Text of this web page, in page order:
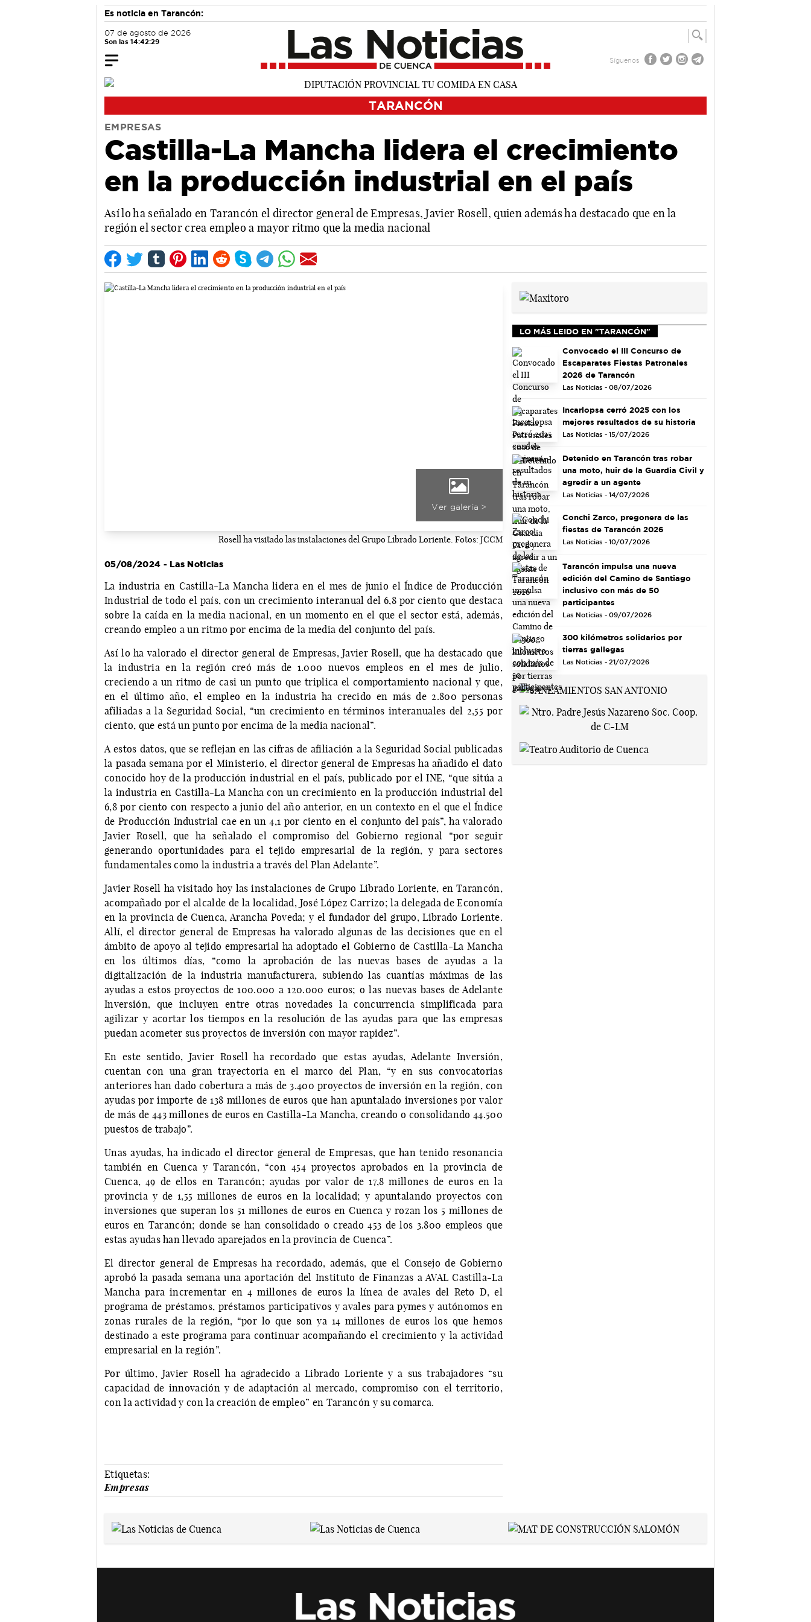
Es noticia en Tarancón:
07 de agosto de 2026
Son las 14:42:29
Síguenos
TARANCÓN
EMPRESAS
Castilla-La Mancha lidera el crecimiento
en la producción industrial en el país
Así lo ha señalado en Tarancón el director general de Empresas, Javier Rosell, quien además ha destacado que en la
región el sector crea empleo a mayor ritmo que la media nacional
Ver galería >
Rosell ha visitado las instalaciones del Grupo Librado Loriente. Fotos: JCCM
05/08/2024 - Las Noticias
La industria en Castilla-La Mancha lidera en el mes de junio el Índice de Producción
Industrial de todo el país, con un crecimiento interanual del 6,8 por ciento que destaca
sobre la caída en la media nacional, en un momento en el que el sector está, además,
creando empleo a un ritmo por encima de la media del conjunto del país.
Así lo ha valorado el director general de Empresas, Javier Rosell, que ha destacado que
la industria en la región creó más de 1.000 nuevos empleos en el mes de julio,
creciendo a un ritmo de casi un punto que triplica el comportamiento nacional y que,
en el último año, el empleo en la industria ha crecido en más de 2.800 personas
afiliadas a la Seguridad Social, “un crecimiento en términos interanuales del 2,55 por
ciento, que está un punto por encima de la media nacional”.
A estos datos, que se reflejan en las cifras de afiliación a la Seguridad Social publicadas
la pasada semana por el Ministerio, el director general de Empresas ha añadido el dato
conocido hoy de la producción industrial en el país, publicado por el INE, “que sitúa a
la industria en Castilla-La Mancha con un crecimiento en la producción industrial del
6,8 por ciento con respecto a junio del año anterior, en un contexto en el que el Índice
de Producción Industrial cae en un 4,1 por ciento en el conjunto del país”, ha valorado
Javier Rosell, que ha señalado el compromiso del Gobierno regional “por seguir
generando oportunidades para el tejido empresarial de la región, y para sectores
fundamentales como la industria a través del Plan Adelante”.
Javier Rosell ha visitado hoy las instalaciones de Grupo Librado Loriente, en Tarancón,
acompañado por el alcalde de la localidad, José López Carrizo; la delegada de Economía
en la provincia de Cuenca, Arancha Poveda; y el fundador del grupo, Librado Loriente.
Allí, el director general de Empresas ha valorado algunas de las decisiones que en el
ámbito de apoyo al tejido empresarial ha adoptado el Gobierno de Castilla-La Mancha
en los últimos días, “como la aprobación de las nuevas bases de ayudas a la
digitalización de la industria manufacturera, subiendo las cuantías máximas de las
ayudas a estos proyectos de 100.000 a 120.000 euros; o las nuevas bases de Adelante
Inversión, que incluyen entre otras novedades la concurrencia simplificada para
agilizar y acortar los tiempos en la resolución de las ayudas para que las empresas
puedan acometer sus proyectos de inversión con mayor rapidez”.
En este sentido, Javier Rosell ha recordado que estas ayudas, Adelante Inversión,
cuentan con una gran trayectoria en el marco del Plan, “y en sus convocatorias
anteriores han dado cobertura a más de 3.400 proyectos de inversión en la región, con
ayudas por importe de 138 millones de euros que han apuntalado inversiones por valor
de más de 443 millones de euros en Castilla-La Mancha, creando o consolidando 44.500
puestos de trabajo”.
Unas ayudas, ha indicado el director general de Empresas, que han tenido resonancia
también en Cuenca y Tarancón, “con 454 proyectos aprobados en la provincia de
Cuenca, 49 de ellos en Tarancón; ayudas por valor de 17,8 millones de euros en la
provincia y de 1,55 millones de euros en la localidad; y apuntalando proyectos con
inversiones que superan los 51 millones de euros en Cuenca y rozan los 5 millones de
euros en Tarancón; donde se han consolidado o creado 453 de los 3.800 empleos que
estas ayudas han llevado aparejados en la provincia de Cuenca”.
El director general de Empresas ha recordado, además, que el Consejo de Gobierno
aprobó la pasada semana una aportación del Instituto de Finanzas a AVAL Castilla-La
Mancha para incrementar en 4 millones de euros la línea de avales del Reto D, el
programa de préstamos, préstamos participativos y avales para pymes y autónomos en
zonas rurales de la región, “por lo que son ya 14 millones de euros los que hemos
destinado a este programa para continuar acompañando el crecimiento y la actividad
empresarial en la región”.
Por último, Javier Rosell ha agradecido a Librado Loriente y a sus trabajadores “su
capacidad de innovación y de adaptación al mercado, compromiso con el territorio,
con la actividad y con la creación de empleo” en Tarancón y su comarca.
Etiquetas:
Empresas
LO MÁS LEIDO EN "TARANCÓN"
Convocado el III Concurso de
Escaparates Fiestas Patronales
2026 de Tarancón
Las Noticias - 08/07/2026
Incarlopsa cerró 2025 con los
mejores resultados de su historia
Las Noticias - 15/07/2026
Detenido en Tarancón tras robar
una moto, huir de la Guardia Civil y
agredir a un agente
Las Noticias - 14/07/2026
Conchi Zarco, pregonera de las
fiestas de Tarancón 2026
Las Noticias - 10/07/2026
Tarancón impulsa una nueva
edición del Camino de Santiago
inclusivo con más de 50
participantes
Las Noticias - 09/07/2026
300 kilómetros solidarios por
tierras gallegas
Las Noticias - 21/07/2026